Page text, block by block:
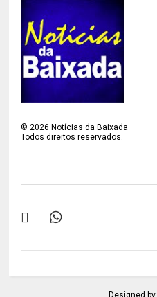
©2026 Notícias da Baixada
Todos direitos reservados.
Designed by